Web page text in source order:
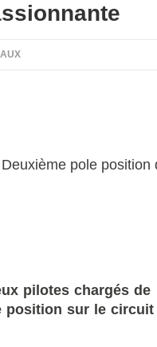
Deuxième pole position
pilotes chargés
sur le circuit